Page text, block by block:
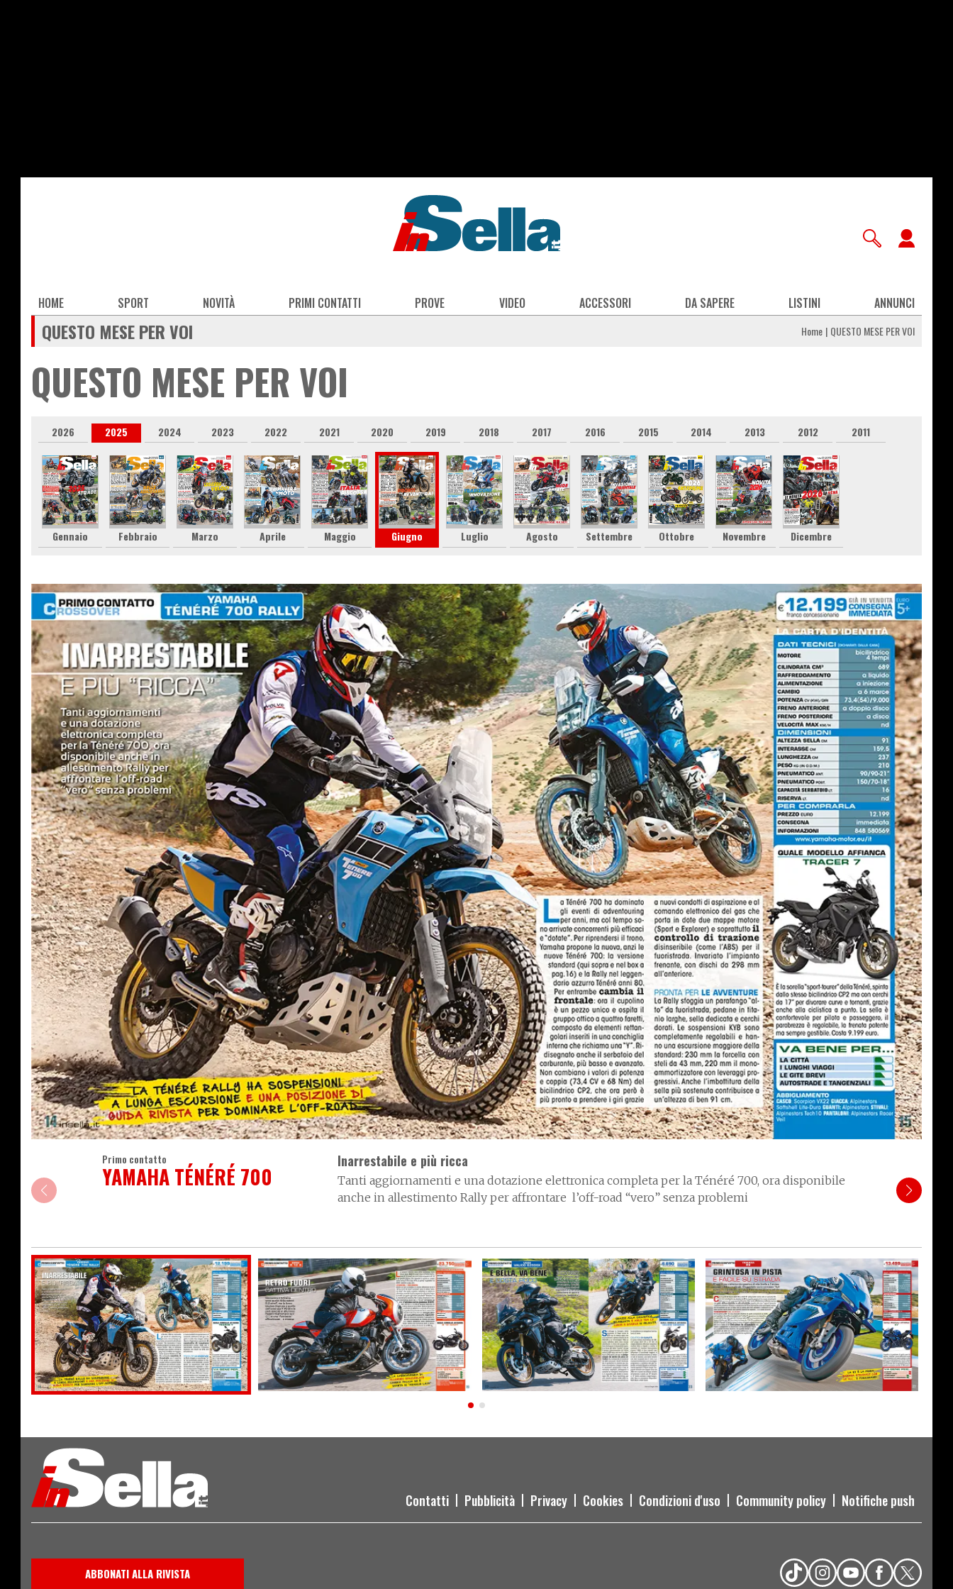
Main
navigation
HOME SPORT NOVITÀ PRIMI CONTATTI PROVE VIDEO ACCESSORI DA SAPERE LISTINI ANNUNCI
QUESTO MESE PER VOI Home QUESTO MESE PER VOI
QUESTO MESE PER VOI
2026 2025 2024 2023 2022 2021 2020 2019 2018 2017 2016 2015 2014 2013 2012 2011
Gennaio Febbraio Marzo Aprile Maggio Giugno Luglio Agosto Settembre Ottobre Novembre Dicembre
Primo contatto
YAMAHA TÉNÉRÉ 700
Inarrestabile e più ricca
Tanti aggiornamenti e una dotazione elettronica completa per la Ténéré 700, ora disponibile
anche in allestimento Rally per affrontare l’off-road “vero” senza problemi
Contatti Pubblicità Privacy Cookies Condizioni d'uso Community policy Notifiche push
ABBONATI ALLA RIVISTA